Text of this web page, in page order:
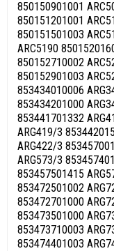
850150901001
850151201001
850151501003
ARC5190
850152710002
850152901003
853434010006
853434201000
853441701332
ARG419/3
ARG422/3
ARG573/3
853457501415
853472501002
853472701000
853473501000
853473710003
853474401003